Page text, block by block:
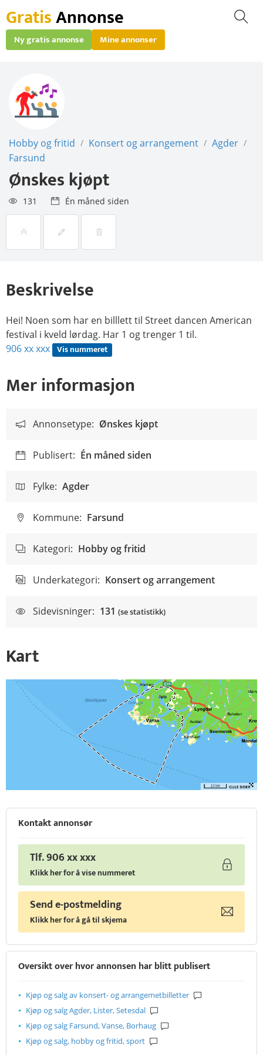
GratisAnnonse
Ny gratis annonse Mine annonser
Hobby og fritid / Konsert og arrangement / Agder /
Farsund
Ønskes kjøpt
131 Én måned siden
Beskrivelse
Hei! Noen som har en billlett til Street dancen American
festival i kveld lørdag. Har 1 og trenger 1 til.
906 xx xxx Vis nummeret
Mer informasjon
Annonsetype: Ønskes kjøpt
Publisert: Én måned siden
Fylke: Agder
Kommune: Farsund
Kategori: Hobby og fritid
Underkategori: Konsert og arrangement
Sidevisninger: 131 (se statistikk)
Kart
Kontakt annonsør
Tlf. 906 xx xxx
Klikk her for å vise nummeret
Send e-postmelding
Klikk her for å gå til skjema
Oversikt over hvor annonsen har blitt publisert
Kjøp og salg av konsert- og arrangemetbilletter
Kjøp og salg Agder, Lister, Setesdal
Kjøp og salg Farsund, Vanse, Borhaug
Kjøp og salg, hobby og fritid, sport